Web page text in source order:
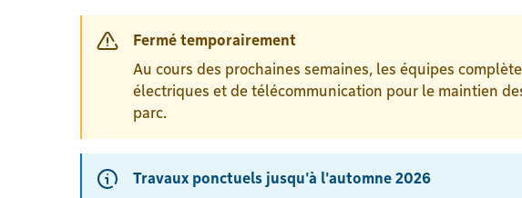
Fermé temporairement
Au cours des prochaines semaines, les équipes
électriques et de télécommunication pour le maintien
parc.
Travaux ponctuels jusqu'à l'automne 2026